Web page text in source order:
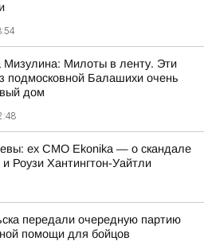
Мизулина: Милоты в ленту. Эти
подмосковной Балашихи очень
дом
ex CMO Ekonika — о скандале
Роузи Хантингтон-Уайтли
передали очередную партию
помощи для бойцов